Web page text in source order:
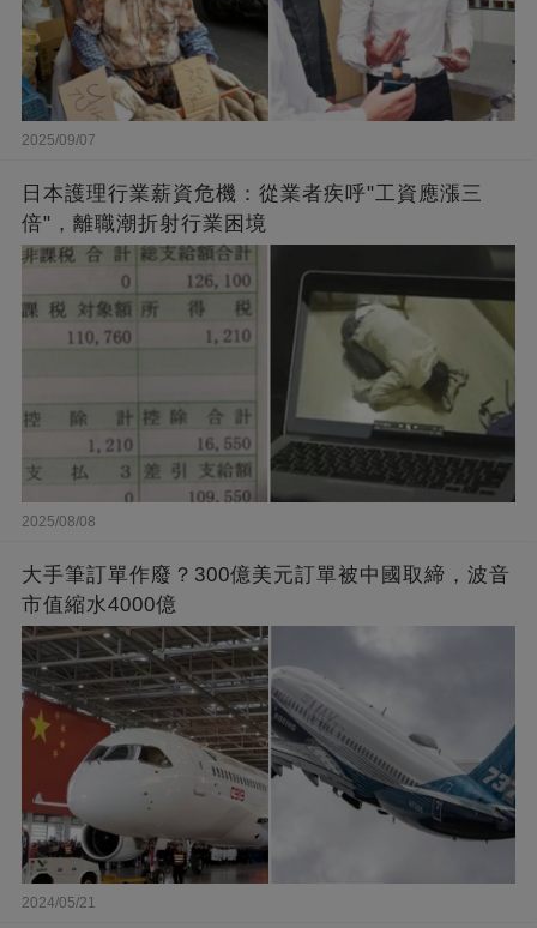
2025/09/07
日本護理行業薪資危機：從業者疾呼"工資應漲三
倍"，離職潮折射行業困境
2025/08/08
大手筆訂單作廢？300億美元訂單被中國取締，波音
市值縮水4000億
2024/05/21